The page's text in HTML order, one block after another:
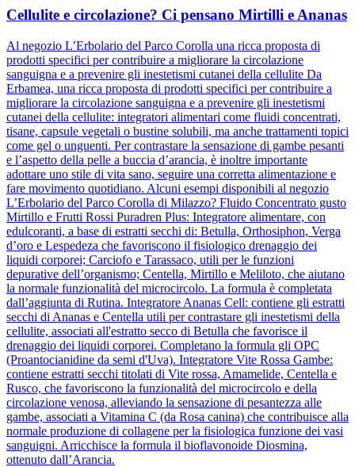
Cellulite e circolazione? Ci pensano Mirtilli e Ananas
Al negozio L’Erbolario del Parco Corolla una ricca proposta di
prodotti specifici per contribuire a migliorare la circolazione
sanguigna e a prevenire gli inestetismi cutanei della cellulite Da
Erbamea, una ricca proposta di prodotti specifici per contribuire a
migliorare la circolazione sanguigna e a prevenire gli inestetismi
cutanei della cellulite: integratori alimentari come fluidi concentrati,
tisane, capsule vegetali o bustine solubili, ma anche trattamenti topici
come gel o unguenti. Per contrastare la sensazione di gambe pesanti
e l’aspetto della pelle a buccia d’arancia, è inoltre importante
adottare uno stile di vita sano, seguire una corretta alimentazione e
fare movimento quotidiano. Alcuni esempi disponibili al negozio
L’Erbolario del Parco Corolla di Milazzo? Fluido Concentrato gusto
Mirtillo e Frutti Rossi Puradren Plus: Integratore alimentare, con
edulcoranti, a base di estratti secchi di: Betulla, Orthosiphon, Verga
d’oro e Lespedeza che favoriscono il fisiologico drenaggio dei
liquidi corporei; Carciofo e Tarassaco, utili per le funzioni
depurative dell’organismo; Centella, Mirtillo e Meliloto, che aiutano
la normale funzionalità del microcircolo. La formula è completata
dall’aggiunta di Rutina. Integratore Ananas Cell: contiene gli estratti
secchi di Ananas e Centella utili per contrastare gli inestetismi della
cellulite, associati all'estratto secco di Betulla che favorisce il
drenaggio dei liquidi corporei. Completano la formula gli OPC
(Proantocianidine da semi d'Uva). Integratore Vite Rossa Gambe:
contiene estratti secchi titolati di Vite rossa, Amamelide, Centella e
Rusco, che favoriscono la funzionalità del microcircolo e della
circolazione venosa, alleviando la sensazione di pesantezza alle
gambe, associati a Vitamina C (da Rosa canina) che contribuisce alla
normale produzione di collagene per la fisiologica funzione dei vasi
sanguigni. Arricchisce la formula il bioflavonoide Diosmina,
ottenuto dall’Arancia.